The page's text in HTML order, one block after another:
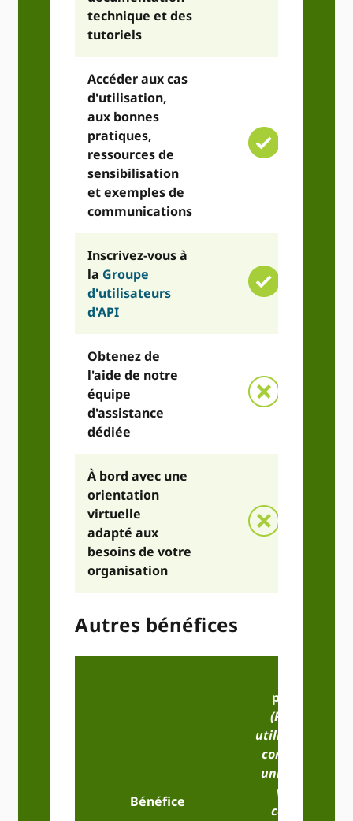
technique et des
tutoriels
Accéder aux cas
d'utilisation,
aux bonnes
pratiques,
ressources de
sensibilisation
et exemples de
communications
Inscrivez-vous à
la Groupe
d'utilisateurs
d'API
Obtenez de
l'aide de notre
équipe
d'assistance
dédiée
À bord avec une
orientation
virtuelle
adapté aux
besoins de votre
organisation
Autres bénéfices
Bénéfice
publique
(Pour une
utilisation non
commerciale
uniquement,
veuillez
consulter